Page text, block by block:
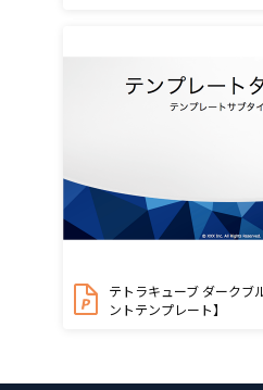
テトラキューブ ダークブ
ントテンプレート】